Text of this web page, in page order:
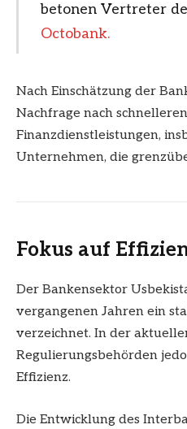
betonen Vertreter
Octobank.
Nach Einschätzung der
Nachfrage nach
Finanzdienstleistungen,
Unternehmen, die
Fokus auf
Der Bankensektor
vergangenen Jahren ein
verzeichnet. In der
Regulierungsbehörden
Effizienz.
Die Entwicklung des